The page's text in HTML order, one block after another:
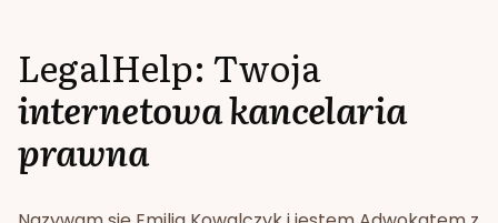
LegalHelp: Twoja
internetowa kancelaria
prawna